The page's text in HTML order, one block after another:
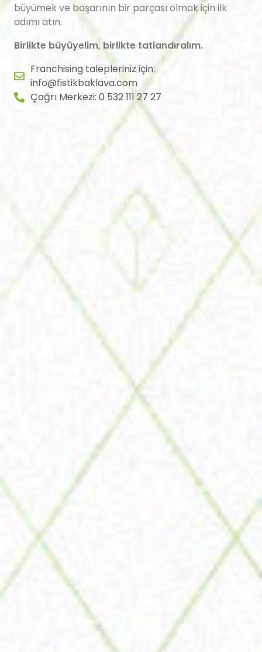
büyümek ve başarının bir parçası olmak için ilk
adımı atın.
Birlikte büyüyelim, birlikte tatlandıralım.
Franchising talepleriniz için:
info@fistikbaklava.com
Çağrı Merkezi: 0 532 111 27 27